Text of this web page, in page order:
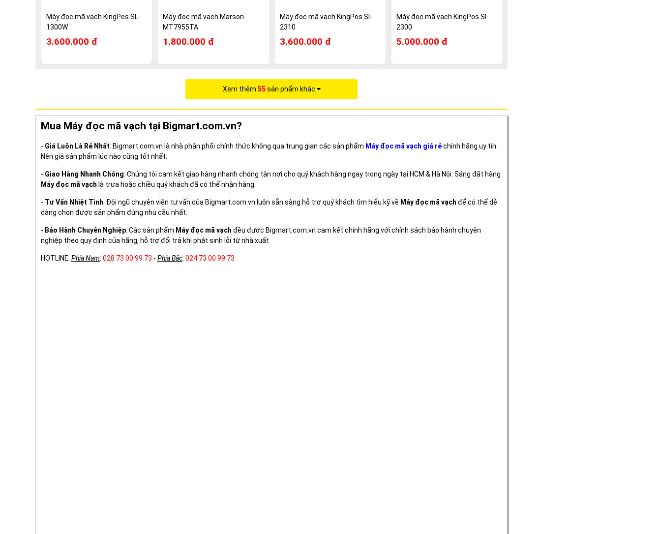
Máy đọc mã vạch KingPos SL-
1300W
3.600.000 đ
Máy đọc mã vạch Marson
MT7955TA
1.800.000 đ
Máy đọc mã vạch KingPos SI-
2310
3.600.000 đ
Máy đọc mã vạch KingPos SI-
2300
5.000.000 đ
Xem thêm 55 sản phẩm khác
Mua Máy đọc mã vạch tại Bigmart.com.vn?
- Giá Luôn Là Rẻ Nhất: Bigmart.com.vn là nhà phân phối chính thức không qua trung gian các sản phẩm Máy đọc mã vạch giá rẻchính hãng uy tín.
Nên giá sản phẩm lúc nào cũng tốt nhất.
- Giao Hàng Nhanh Chóng: Chúng tôi cam kết giao hàng nhanh chóng tận nơi cho quý khách hàng ngay trong ngày tại HCM & Hà Nội. Sáng đặt hàng
Máy đọc mã vạch là trưa hoặc chiều quý khách đã có thể nhận hàng.
- Tư Vấn Nhiệt Tình: Đội ngũ chuyên viên tư vấn của Bigmart.com.vn luôn sẵn sàng hỗ trợ quý khách tìm hiểu kỹ về Máy đọc mã vạch để có thể dễ
dàng chọn được sản phẩm đúng nhu cầu nhất.
- Bảo Hành Chuyên Nghiệp: Các sản phẩm Máy đọc mã vạch đều được Bigmart.com.vn cam kết chính hãng với chính sách bảo hành chuyên
nghiệp theo quy định của hãng, hỗ trợ đổi trả khi phát sinh lỗi từ nhà xuất
HOTLINE: Phía Nam: 028 73 00 99 73 - Phía Bắc: 024 73 00 99 73